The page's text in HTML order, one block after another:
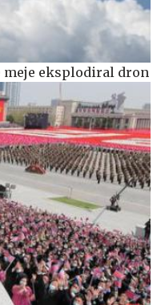
eksplodiral dron